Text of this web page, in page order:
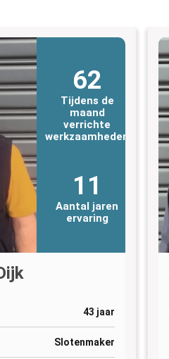
62
Tijdens de
maand
verrichte
werkzaamheden
11
Aantal jaren
ervaring
43 jaar
Slotenmaker